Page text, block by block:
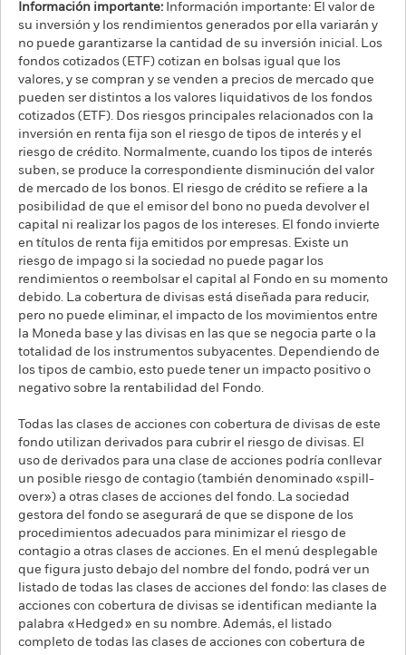
Información importante: Información importante: El valor de
su inversión y los rendimientos generados por ella variarán y
no puede garantizarse la cantidad de su inversión inicial. Los
fondos cotizados (ETF) cotizan en bolsas igual que los
valores, y se compran y se venden a precios de mercado que
pueden ser distintos a los valores liquidativos de los fondos
cotizados (ETF). Dos riesgos principales relacionados con la
inversión en renta fija son el riesgo de tipos de interés y el
riesgo de crédito. Normalmente, cuando los tipos de interés
suben, se produce la correspondiente disminución del valor
de mercado de los bonos. El riesgo de crédito se refiere a la
posibilidad de que el emisor del bono no pueda devolver el
capital ni realizar los pagos de los intereses. El fondo invierte
en títulos de renta fija emitidos por empresas. Existe un
riesgo de impago si la sociedad no puede pagar los
rendimientos o reembolsar el capital al Fondo en su momento
debido. La cobertura de divisas está diseñada para reducir,
pero no puede eliminar, el impacto de los movimientos entre
la Moneda base y las divisas en las que se negocia parte o la
totalidad de los instrumentos subyacentes. Dependiendo de
los tipos de cambio, esto puede tener un impacto positivo o
negativo sobre la rentabilidad del Fondo.
Todas las clases de acciones con cobertura de divisas de este
fondo utilizan derivados para cubrir el riesgo de divisas. El
uso de derivados para una clase de acciones podría conllevar
un posible riesgo de contagio (también denominado «spill-
over») a otras clases de acciones del fondo. La sociedad
gestora del fondo se asegurará de que se dispone de los
procedimientos adecuados para minimizar el riesgo de
contagio a otras clases de acciones. En el menú desplegable
que figura justo debajo del nombre del fondo, podrá ver un
listado de todas las clases de acciones del fondo: las clases de
acciones con cobertura de divisas se identifican mediante la
palabra «Hedged» en su nombre. Además, el listado
completo de todas las clases de acciones con cobertura de